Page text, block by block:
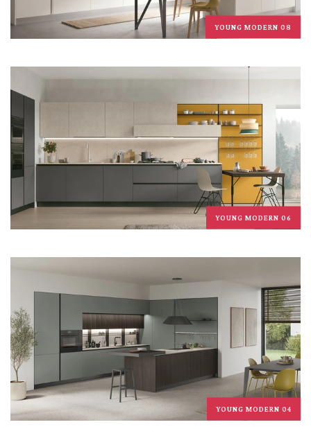
YOUNG MODERN 08
YOUNG MODERN 06
YOUNG MODERN 04